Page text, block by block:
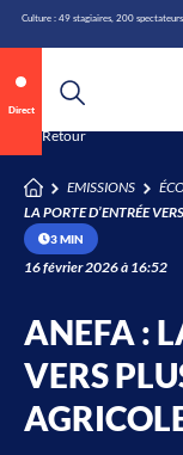
Aller
au
contenu
Culture : 49 stagiaires, 200
Direct
Retour
EMISSIONS
LA PORTE D’ENTRÉE
0:08 / 0:12
Annonce 1 sur 2
3 MIN
16 février 2026 à 16:52
ANEFA :
VERS